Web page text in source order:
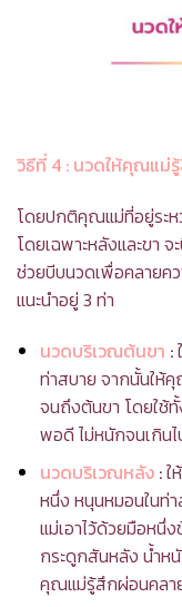
วิธีที่ 4 : นวดให้คุณแม่
โดยปกติคุณแม่ที่อยู่ระห
โดยเฉพาะหลังและขา
ช่วยบีบนวดเพื่อคลายค
แนะนำอยู่ 3 ท่า
นวดบริเวณต้นขา :
ท่าสบาย จากนั้นให้
จนถึงต้นขา โดยใช้
พอดี ไม่หนักจนเกิน
นวดบริเวณหลัง :ใ
หนึ่ง หนุนหมอนในท่
แม่เอาไว้ด้วยมือหนึ่
กระดูกสันหลัง น้ำหนั
คุณแม่รู้สึกผ่อนคลา